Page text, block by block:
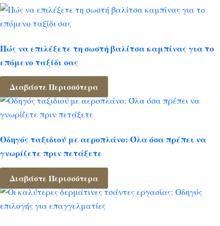
Πώς να επιλέξετε τη σωστή βαλίτσα καμπίνας για το
επόμενο ταξίδι σας
Διαβάστε Περισσότερα
Οδηγός ταξιδιού με αεροπλάνο: Όλα όσα πρέπει να
γνωρίζετε πριν πετάξετε
Διαβάστε Περισσότερα